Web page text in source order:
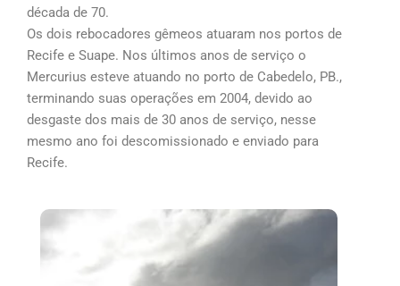
década de 70.
Os dois rebocadores gêmeos atuaram nos portos de
Recife e Suape. Nos últimos anos de serviço o
Mercurius esteve atuando no porto de Cabedelo, PB.,
terminando suas operações em 2004, devido ao
desgaste dos mais de 30 anos de serviço, nesse
mesmo ano foi descomissionado e enviado para
Recife.